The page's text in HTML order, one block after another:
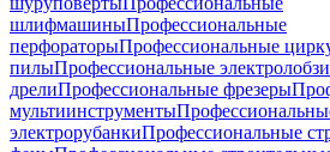
шлифмашиныПрофессиональные
перфораторыПрофессиональные
пилыПрофессиональные
дрелиПрофессиональные фрезеры
мультиинструменты
электрорубанкиПрофессиональные